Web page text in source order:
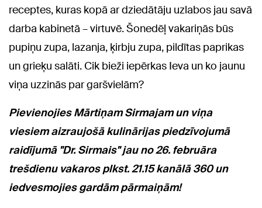
receptes, kuras kopā ar dziedātāju uzlabos jau savā
darba kabinetā – virtuvē. Šonedēļ vakariņās būs
pupiņu zupa, lazanja, ķirbju zupa, pildītas paprikas
un grieķu salāti. Cik bieži iepērkas Ieva un ko jaunu
viņa uzzinās par garšvielām?
Pievienojies Mārtiņam Sirmajam un viņa
viesiem aizraujošā kulinārijas piedzīvojumā
raidījumā "Dr. Sirmais" jau no 26. februāra
trešdienu vakaros plkst. 21.15 kanālā 360 un
iedvesmojies gardām pārmaiņām!